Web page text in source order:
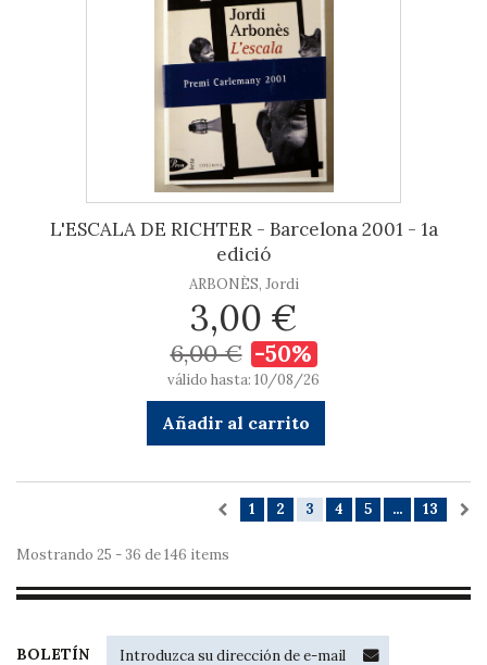
L'ESCALA DE RICHTER - Barcelona 2001 - 1a
edició
ARBONÈS, Jordi
3,00 €
6,00 € -50%
válido hasta: 10/08/26
Añadir al carrito
1 2 3 4 5 ... 13
Mostrando 25 - 36 de 146 items
BOLETÍN